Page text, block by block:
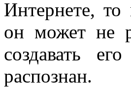
Интернете, то
он может не
создавать
распознан.